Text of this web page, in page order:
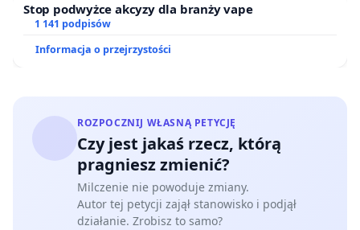
Stop podwyżce akcyzy dla branży vape
1 141 podpisów
Informacja o przejrzystości
ROZPOCZNIJ WŁASNĄ PETYCJĘ
Czy jest jakaś rzecz, którą
pragniesz zmienić?
Milczenie nie powoduje zmiany.
Autor tej petycji zajął stanowisko i podjął
działanie. Zrobisz to samo?